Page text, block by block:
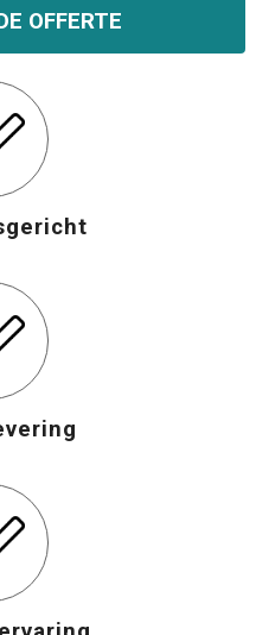
OFFERTE